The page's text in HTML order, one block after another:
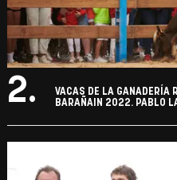
2.
VACAS DE LA GANADERÍA
BARAÑAIN 2022. PABLO